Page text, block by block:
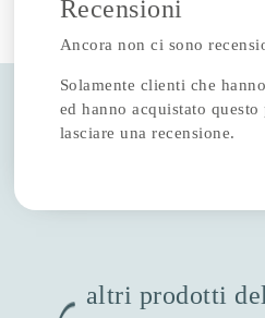
Recensioni
Ancora non ci sono
Solamente clienti che
ed hanno acquistato
lasciare una recensione.
altri prodotti